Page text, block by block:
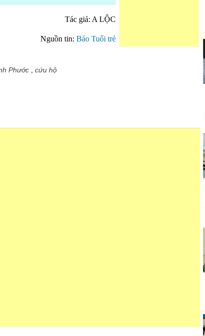
Tác giả: A LỘC
Nguồn tin: Báo Tuổi trẻ
Phước cứu hộ